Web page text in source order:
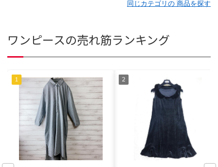
同じカテゴリの 商品を探す
ワンピースの売れ筋ランキング